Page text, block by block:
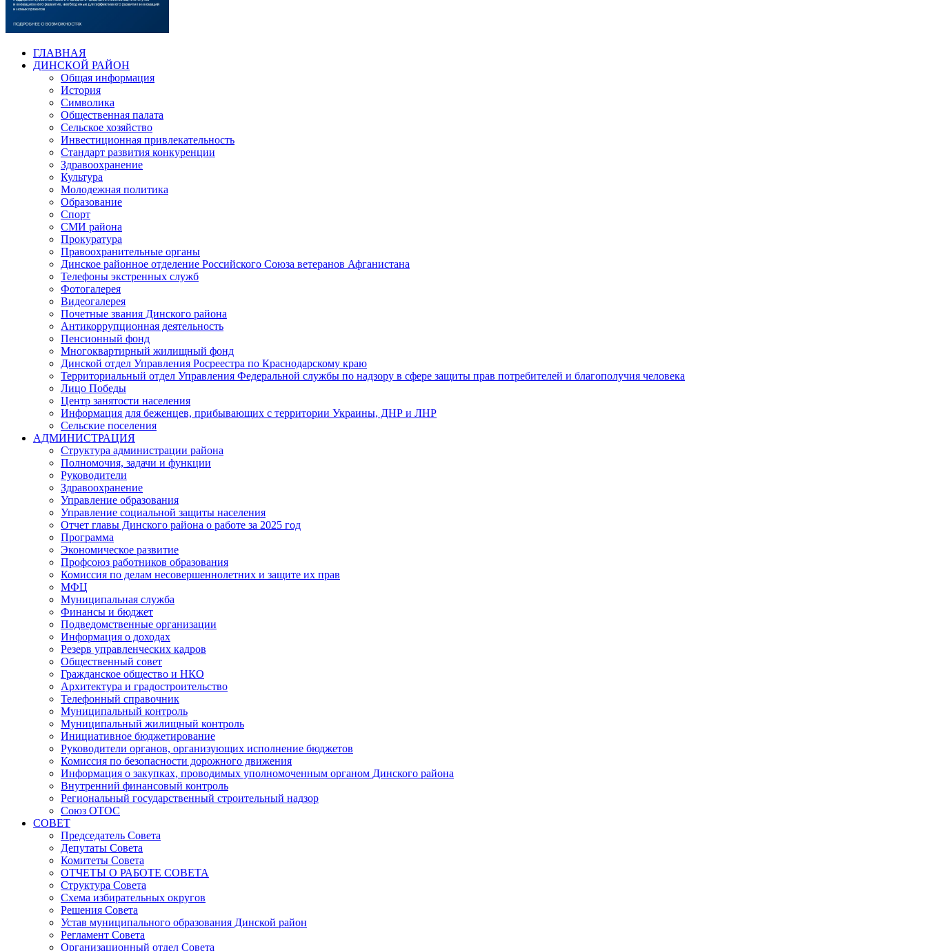
ГЛАВНАЯ
ДИНСКОЙ РАЙОН
Общая информация
История
Символика
Общественная палата
Сельское хозяйство
Инвестиционная привлекательность
Стандарт развития конкуренции
Здравоохранение
Культура
Молодежная политика
Образование
Спорт
СМИ района
Прокуратура
Правоохранительные органы
Динское районное отделение Российского Союза ветеранов Афганистана
Телефоны экстренных служб
Фотогалерея
Видеогалерея
Почетные звания Динского района
Антикоррупционная деятельность
Пенсионный фонд
Многоквартирный жилищный фонд
Динской отдел Управления Росреестра по Краснодарскому краю
Территориальный отдел Управления Федеральной службы по надзору в сфере защиты прав потребителей и благополучия человека
Лицо Победы
Центр занятости населения
Информация для беженцев, прибывающих с территории Украины, ДНР и ЛНР
Сельские поселения
АДМИНИСТРАЦИЯ
Структура администрации района
Полномочия, задачи и функции
Руководители
Здравоохранение
Управление образования
Управление социальной защиты населения
Отчет главы Динского района о работе за 2025 год
Программа
Экономическое развитие
Профсоюз работников образования
Комиссия по делам несовершеннолетних и защите их прав
МФЦ
Муниципальная служба
Финансы и бюджет
Подведомственные организации
Информация о доходах
Резерв управленческих кадров
Общественный совет
Гражданское общество и НКО
Архитектура и градостроительство
Телефонный справочник
Муниципальный контроль
Муниципальный жилищный контроль
Инициативное бюджетирование
Руководители органов, организующих исполнение бюджетов
Комиссия по безопасности дорожного движения
Информация о закупках, проводимых уполномоченным органом Динского района
Внутренний финансовый контроль
Региональный государственный строительный надзор
Союз ОТОС
СОВЕТ
Председатель Совета
Депутаты Совета
Комитеты Совета
ОТЧЕТЫ О РАБОТЕ СОВЕТА
Структура Совета
Схема избирательных округов
Решения Совета
Устав муниципального образования Динской район
Регламент Совета
Организационный отдел Совета